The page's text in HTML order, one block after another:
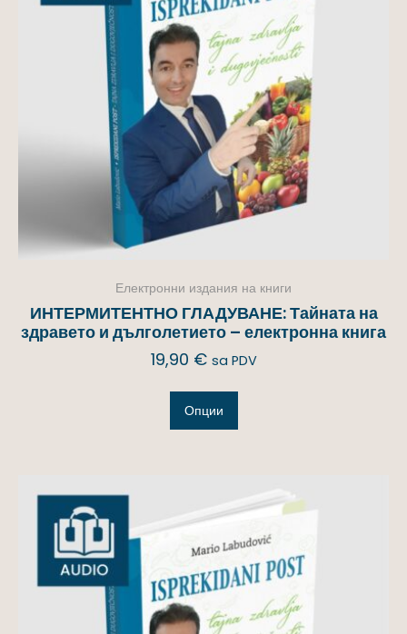
Електронни издания на книги
ИНТЕРМИТЕНТНО ГЛАДУВАНЕ: Тайната на
здравето и дълголетието – електронна книга
19,90 € sa PDV
Опции